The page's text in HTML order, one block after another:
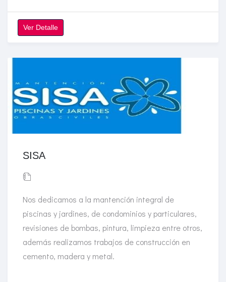
Ver Detalle
SISA
Nos dedicamos a la mantención integral de
piscinas y jardines, de condominios y particulares,
revisiones de bombas, pintura, limpieza entre otros,
además realizamos trabajos de construcción en
cemento, madera y metal.